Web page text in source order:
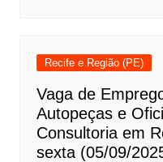
Recife e Região (PE)
Vaga de
Autopeças e
Consultoria em
sexta (05/09/